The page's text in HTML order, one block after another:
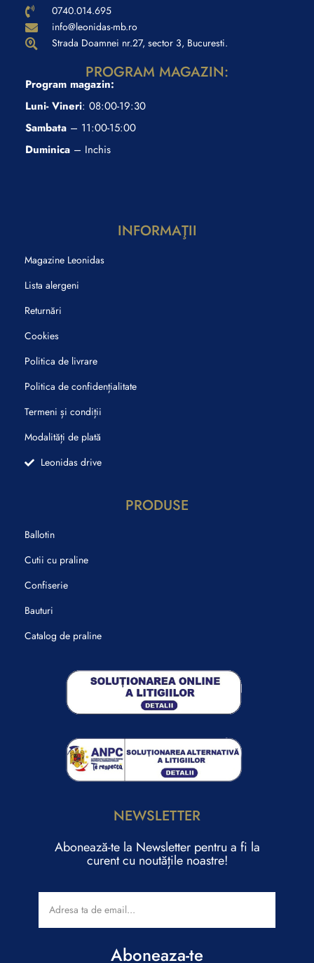
0740.014.695
info@leonidas-mb.ro
Strada Doamnei nr.27, sector 3, Bucuresti.
PROGRAM MAGAZIN:
Program magazin:
Luni- Vineri: 08:00-19:30
Sambata – 11:00-15:00
Duminica – Inchis
INFORMAŢII
Magazine Leonidas
Lista alergeni
Returnări
Cookies
Politica de livrare
Politica de confidențialitate
Termeni și condiții
Modalități de plată
Leonidas drive
PRODUSE
Ballotin
Cutii cu praline
Confiserie
Bauturi
Catalog de praline
NEWSLETTER
Abonează-te la Newsletter pentru a fi la
curent cu noutățile noastre!
Aboneaza-te